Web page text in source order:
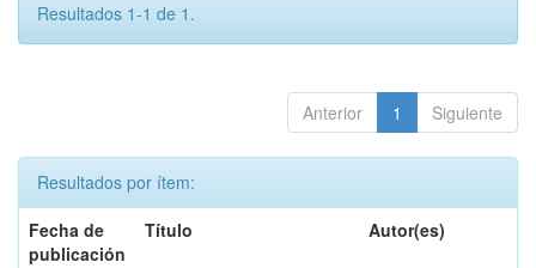
Resultados 1-1 de 1.
Anterior 1 Siguiente
Resultados por ítem:
Fecha de
publicación
Título Autor(es)